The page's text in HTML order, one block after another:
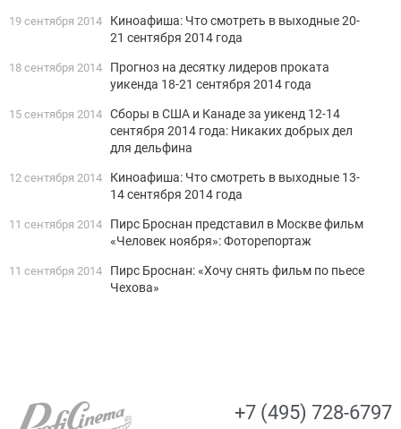
19 сентября 2014
Киноафиша: Что смотреть в выходные 20-
21 сентября 2014 года
18 сентября 2014
Прогноз на десятку лидеров проката
уикенда 18-21 сентября 2014 года
15 сентября 2014 Сборы в США и Канаде за уикенд 12-14
сентября 2014 года: Никаких добрых дел
для дельфина
12 сентября 2014
Киноафиша: Что смотреть в выходные 13-
14 сентября 2014 года
11 сентября 2014
Пирс Броснан представил в Москве фильм
«Человек ноября»: Фоторепортаж
11 сентября 2014
Пирс Броснан: «Хочу снять фильм по пьесе
Чехова»
+7 (495) 728-6797